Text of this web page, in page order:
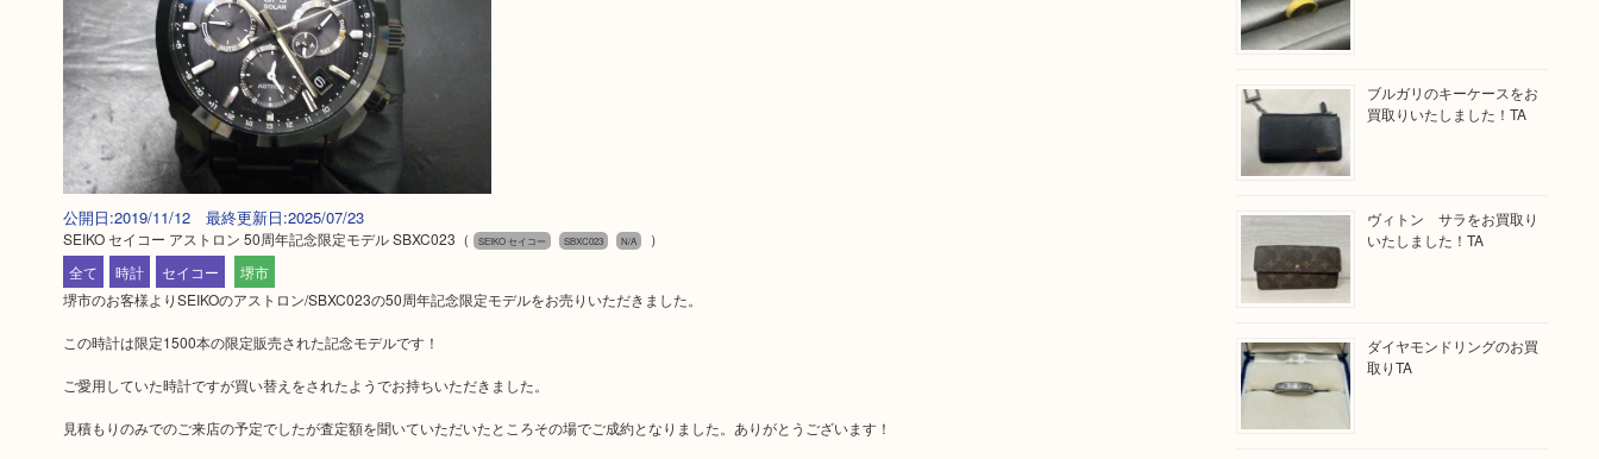
公開日:2019/11/12 最終更新日:2025/07/23
SEIKO セイコー アストロン 50周年記念限定モデル SBXC023 （ SEIKO セイコー SBXC023 N/A
）
全て
時計 セイコー
堺市
堺市のお客様よりSEIKOのアストロン/SBXC023の50周年記念限定モデルをお売りいただきました。
この時計は限定1500本の限定販売された記念モデルです！
ご愛用していた時計ですが買い替えをされたようでお持ちいただきました。
見積もりのみでのご来店の予定でしたが査定額を聞いていただいたところその場でご成約となりました。ありがとうございます！
ブルガリのキーケースをお
買取りいたしました！TA
ヴィトン サラをお買取り
いたしました！TA
ダイヤモンドリングのお買
取りTA